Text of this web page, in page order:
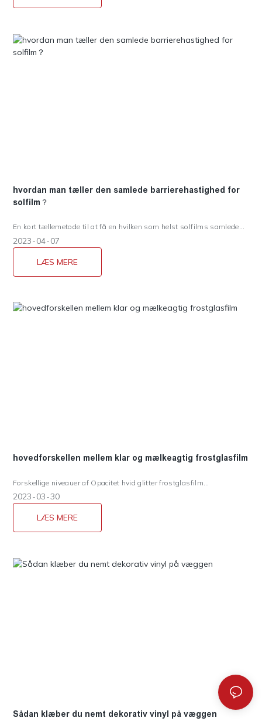
den udsættes for varme eller andre elementer.
hvordan man tæller den samlede barrierehastighed for
solfilm？
En kort tællemetode til at få en hvilken som helst solfilms samlede
barrierehastighed.
2023 04 07
LÆS MERE
hovedforskellen mellem klar og mælkeagtig frostglasfilm
Forskellige niveauer af Opacitet hvid glitter frostglasfilm
sammenligner viden, og gæt hvilken der bruger på vores kontorglas?
2023 03 30
LÆS MERE
Sådan klæber du nemt dekorativ vinyl på væggen